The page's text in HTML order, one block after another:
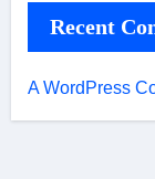
Recent
A WordPress